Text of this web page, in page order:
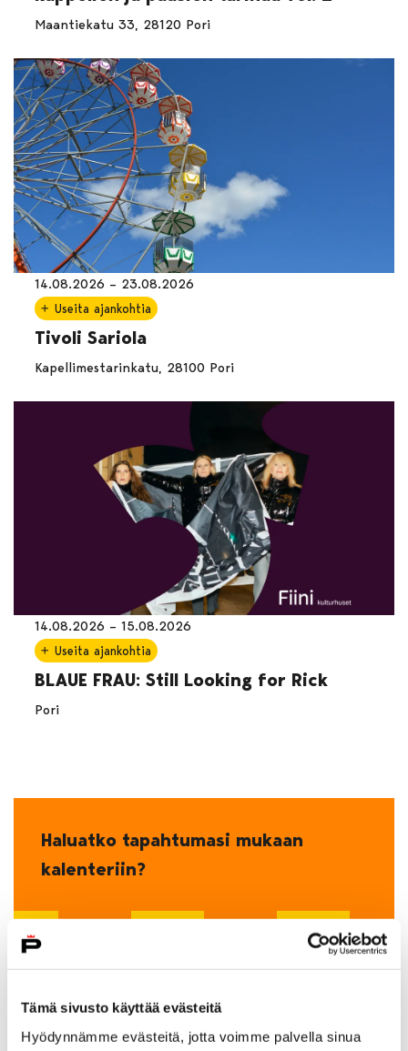
Tämä sivusto käyttää evästeitä
Hyödynnämme evästeitä, jotta voimme palvella sinua
Maantiekatu 33, 28120 Pori
14.08.2026 – 23.08.2026
Useita ajankohtia
Tivoli Sariola
Kapellimestarinkatu, 28100 Pori
14.08.2026 – 15.08.2026
Useita ajankohtia
BLAUE FRAU: Still Looking for Rick
Pori
Haluatko tapahtumasi mukaan
kalenteriin?